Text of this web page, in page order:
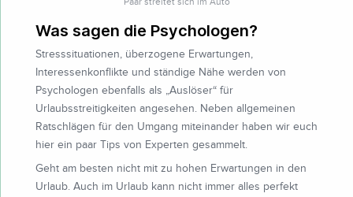
Was sagen die Psychologen?
Stresssituationen, überzogene Erwartungen,
Interessenkonflikte und ständige Nähe werden von
Psychologen ebenfalls als „Auslöser“ für
Urlaubsstreitigkeiten angesehen. Neben allgemeinen
Ratschlägen für den Umgang miteinander haben wir euch
hier ein paar Tips von Experten gesammelt.
Geht am besten nicht mit zu hohen Erwartungen in den
Urlaub. Auch im Urlaub kann nicht immer alles perfekt